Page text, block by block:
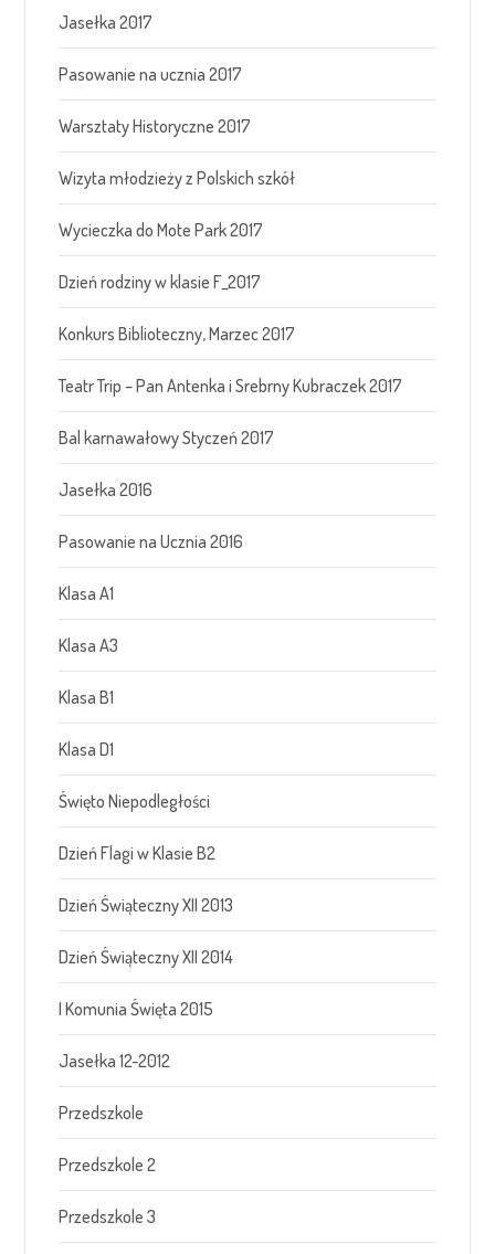
Jasełka 2017
Pasowanie na ucznia 2017
Warsztaty Historyczne 2017
Wizyta młodzieży z Polskich szkół
Wycieczka do Mote Park 2017
Dzień rodziny w klasie F_2017
Konkurs Biblioteczny, Marzec 2017
Teatr Trip – Pan Antenka i Srebrny Kubraczek 2017
Bal karnawałowy Styczeń 2017
Jasełka 2016
Pasowanie na Ucznia 2016
Klasa A1
Klasa A3
Klasa B1
Klasa D1
Święto Niepodległości
Dzień Flagi w Klasie B2
Dzień Świąteczny XII 2013
Dzień Świąteczny XII 2014
I Komunia Święta 2015
Jasełka 12-2012
Przedszkole
Przedszkole 2
Przedszkole 3